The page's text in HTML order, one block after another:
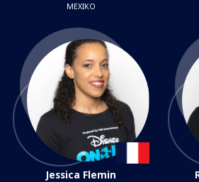
MEXIKO
Jessica Flemin